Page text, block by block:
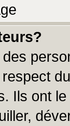
Ils ont